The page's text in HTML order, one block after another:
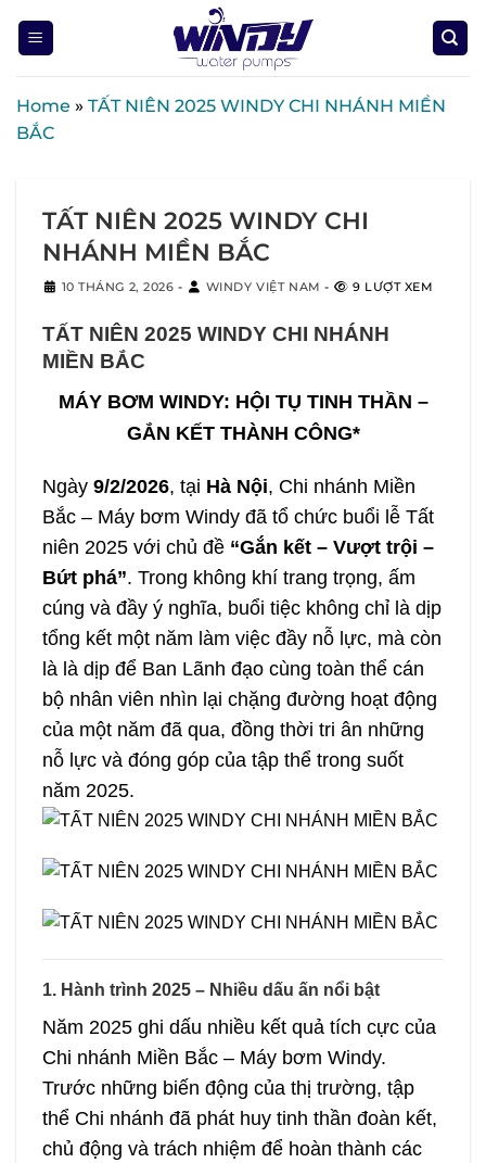
Home » TẤT NIÊN 2025 WINDY CHI NHÁNH MIỀN
BẮC
TẤT NIÊN 2025 WINDY CHI
NHÁNH MIỀN BẮC
10 THÁNG 2, 2026 - WINDY VIỆT NAM - 9 LƯỢT XEM
TẤT NIÊN 2025 WINDY CHI NHÁNH
MIỀN BẮC
MÁY BƠM WINDY: HỘI TỤ TINH THẦN –
GẮN KẾT THÀNH CÔNG*
Ngày 9/2/2026, tại Hà Nội, Chi nhánh Miền
Bắc – Máy bơm Windy đã tổ chức buổi lễ Tất
niên 2025 với chủ đề “Gắn kết – Vượt trội –
Bứt phá”. Trong không khí trang trọng, ấm
cúng và đầy ý nghĩa, buổi tiệc không chỉ là dịp
tổng kết một năm làm việc đầy nỗ lực, mà còn
là là dịp để Ban Lãnh đạo cùng toàn thể cán
bộ nhân viên nhìn lại chặng đường hoạt động
của một năm đã qua, đồng thời tri ân những
nỗ lực và đóng góp của tập thể trong suốt
năm 2025.
1. Hành trình 2025 – Nhiều dấu ấn nổi bật
Năm 2025 ghi dấu nhiều kết quả tích cực của
Chi nhánh Miền Bắc – Máy bơm Windy.
Trước những biến động của thị trường, tập
thể Chi nhánh đã phát huy tinh thần đoàn kết,
chủ động và trách nhiệm để hoàn thành các